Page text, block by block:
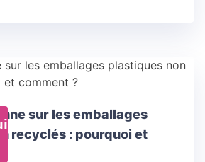
sur les emballages
recyclés : pourquoi et